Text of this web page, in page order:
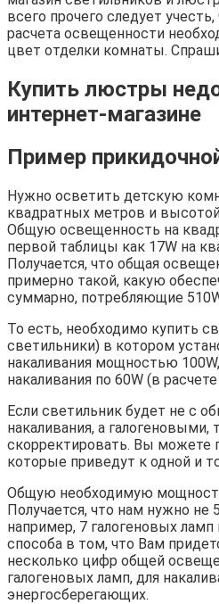
всего прочего следует
расчета освещенности
цвет отделки комнаты.
Купить люстры
интернет-магазине
Пример
Нужно осветить детскую
квадратных метров и
Общую освещенность на
первой таблицы как 17W на
Получается, что общая
примерно такой, какую
суммарно, потребляющие
То есть, необходимо купить
светильники) в котором
накаливания мощностью
накаливания по 60W (в
Если светильник будет не с
накаливания, а галогеновыми,
скорректировать. Вы можете
которые приведут к одной и
Общую необходимую
Получается, что нам нужно не
например, 7 галогеновых ламп
способа в том, что Вам
несколько цифр общей
галогеновых ламп, для
энергосберегающих.